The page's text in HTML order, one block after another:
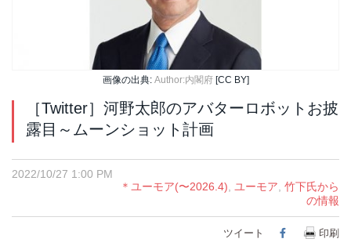
画像の出典: Author:内閣府[CC BY]
［Twitter］河野太郎のアバターロボットお披
露目～ムーンショット計画
2022/10/27 1:00 PM
＊ユーモア(〜2026.4), ユーモア, 竹下氏から
の情報
ツイート Facebook
印刷